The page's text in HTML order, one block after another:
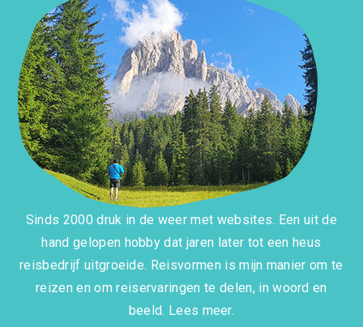
Sinds 2000 druk in de weer met websites. Een uit de
hand gelopen hobby dat jaren later tot een heus
reisbedrijf uitgroeide. Reisvormen is mijn manier om te
reizen en om reiservaringen te delen, in woord en
beeld. Lees meer.